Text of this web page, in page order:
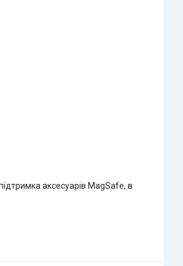
аксесуарів MagSafe, в